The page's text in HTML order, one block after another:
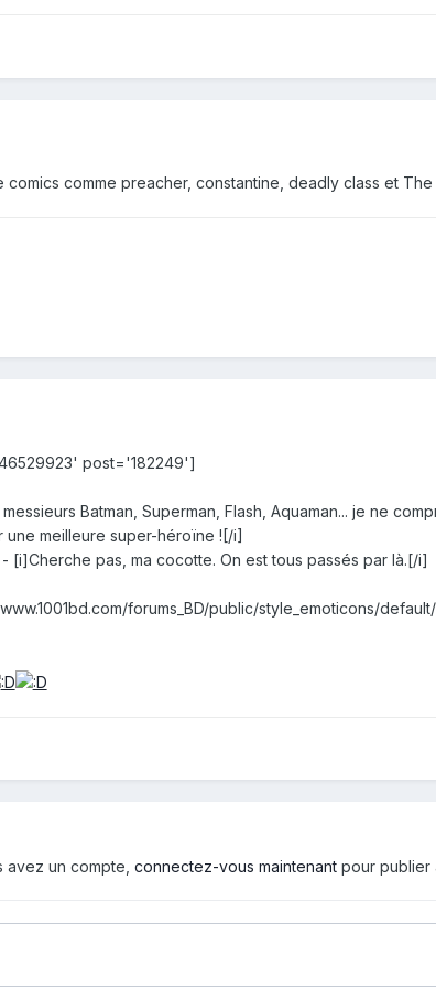
comme preacher, constantine, deadly class et
post='182249']
Batman, Superman, Flash, Aquaman... je ne
meilleure super-héroïne ![/i]
[i]Cherche pas, ma cocotte. On est tous passés par là.[/i]
forums_BD/public/style_emoticons/
un compte, connectez-vous maintenantpour publier